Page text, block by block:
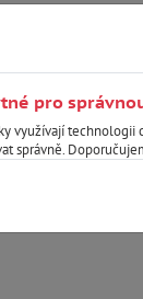
pro
využívají
správně.